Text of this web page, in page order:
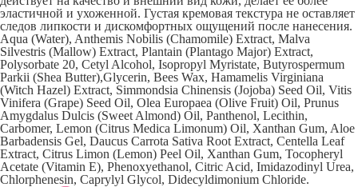
эластичной и ухоженной. Густая кремовая текстура не оставляет
следов липкости и дискомфортных ощущений после нанесения.
Aqua (Water), Anthemis Nobilis (Chamomile) Extract, Malva
Silvestris (Mallow) Extract, Plantain (Plantago Major) Extract,
Polysorbate 20, Cetyl Alcohol, Isopropyl Myristate, Butyrospermum
Parkii (Shea Butter),Glycerin, Bees Wax, Hamamelis Virginiana
(Witch Hazel) Extract, Simmondsia Chinensis (Jojoba) Seed Oil, Vitis
Vinifera (Grape) Seed Oil, Olea Europaea (Olive Fruit) Oil, Prunus
Amygdalus Dulcis (Sweet Almond) Oil, Panthenol, Lecithin,
Carbomer, Lemon (Citrus Medica Limonum) Oil, Xanthan Gum, Aloe
Barbadensis Gel, Daucus Carrota Sativa Root Extract, Centella Leaf
Extract, Citrus Limon (Lemon) Peel Oil, Xanthan Gum, Tocopheryl
Acetate (Vitamin E), Phenoxyethanol, Citric Acid, Imidazodinyl Urea,
Chlorphenesin, Caprylyl Glycol, Didecyldimonium Chloride.